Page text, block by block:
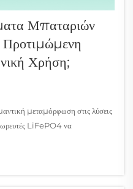
Μπαταριών
Χρήση;
μεταμόρφωση στις λύσεις
LiFePO4 να
για απαιτητικές εφαρμογές.
λιθίου επαναστατούν τον